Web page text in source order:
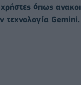
όπως
τεχνολογία Gemini.